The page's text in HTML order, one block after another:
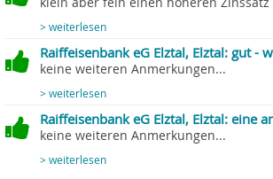
> weiterlesen
Raiffeisenbank eG Elztal, Elztal: gut -
keine weiteren Anmerkungen...
> weiterlesen
Raiffeisenbank eG Elztal, Elztal: eine
keine weiteren Anmerkungen...
> weiterlesen